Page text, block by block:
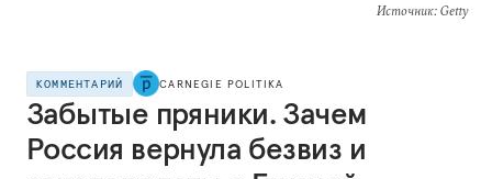
Источник: Getty
КОММЕНТАРИЙ CARNEGIE POLITIKA
Забытые пряники. Зачем
Россия вернула безвиз и